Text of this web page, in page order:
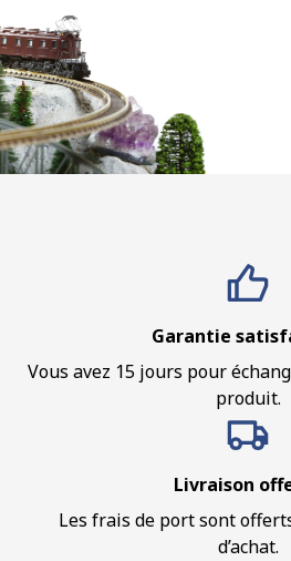
Garantie
Vous avez 15 jours pour
produit.
Livraison
Les frais de port sont
d’achat.